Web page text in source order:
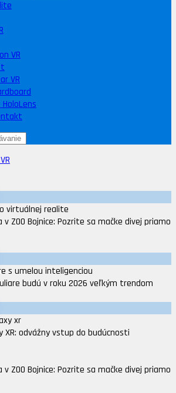
VR
VR
ZOO Bojnice: Pozrite sa mačke divej priamo
budú v roku 2026 veľkým trendom
XR: odvážny vstup do budúcnosti
ZOO Bojnice: Pozrite sa mačke divej priamo